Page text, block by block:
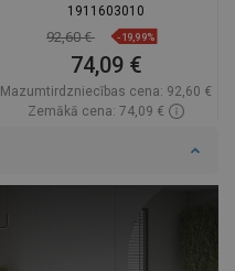
1911603010
92,60 € -19,99%
74,09 €
Mazumtirdzniecības cena: 92,60 €
Zemākā cena: 74,09 €